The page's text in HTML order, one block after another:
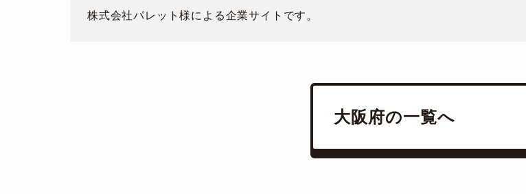
株式会社パレット様による企業サイトです。
大阪府の一覧へ